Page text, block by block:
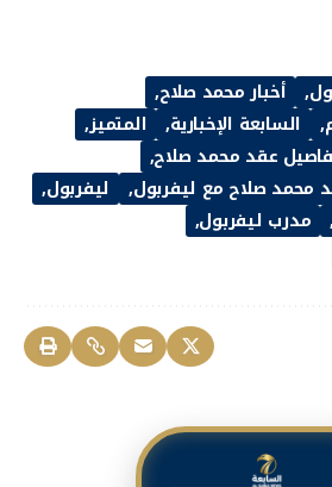
أخبار محمد صلاح
السابعة الإخبارية
المتميز
عقد محمد صلاح
محمد صلاح مع ليفربول
ليفربول
مدرب ليفربول